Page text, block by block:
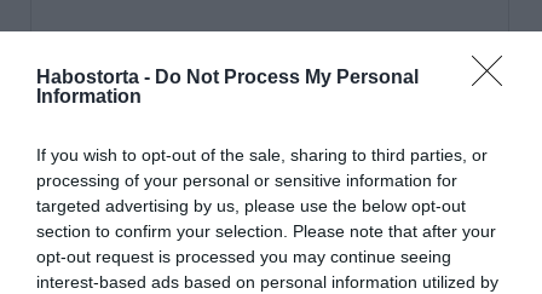
Habostorta - Do Not Process My Personal
Information
If you wish to opt-out of the sale, sharing to third parties, or
processing of your personal or sensitive information for
targeted advertising by us, please use the below opt-out
section to confirm your selection. Please note that after your
opt-out request is processed you may continue seeing
interest-based ads based on personal information utilized by